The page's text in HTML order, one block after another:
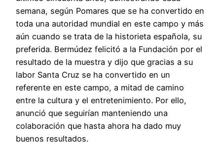
semana, según Pomares que se ha convertido en
toda una autoridad mundial en este campo y más
aún cuando se trata de la historieta española, su
preferida. Bermúdez felicitó a la Fundación por el
resultado de la muestra y dijo que gracias a su
labor Santa Cruz se ha convertido en un
referente en este campo, a mitad de camino
entre la cultura y el entretenimiento. Por ello,
anunció que seguirían manteniendo una
colaboración que hasta ahora ha dado muy
buenos resultados.